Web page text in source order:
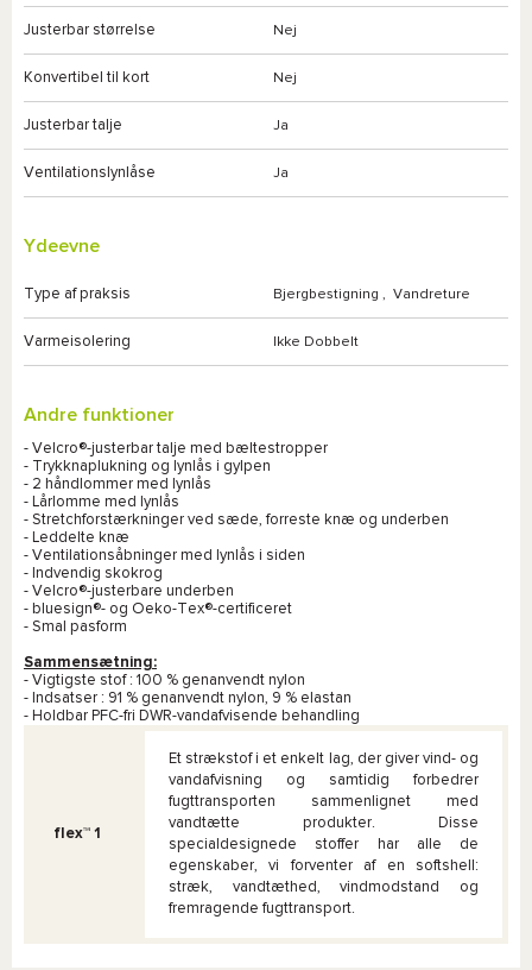
Justerbar størrelse Nej
Konvertibel til kort Nej
Justerbar talje Ja
Ventilationslynlåse Ja
Ydeevne
Type af praksis Bjergbestigning , Vandreture
Varmeisolering Ikke Dobbelt
Andre funktioner
- Velcro®-justerbar talje med bæltestropper
- Trykknaplukning og lynlås i gylpen
- 2 håndlommer med lynlås
- Lårlomme med lynlås
- Stretchforstærkninger ved sæde, forreste knæ og underben
- Leddelte knæ
- Ventilationsåbninger med lynlås i siden
- Indvendig skokrog
- Velcro®-justerbare underben
- bluesign®- og Oeko-Tex®-certificeret
- Smal pasform
Sammensætning:
- Vigtigste stof : 100 % genanvendt nylon
- Indsatser : 91 % genanvendt nylon, 9 % elastan
- Holdbar PFC-fri DWR-vandafvisende behandling
flex™ 1
Et strækstof i et enkelt lag, der giver vind- og
vandafvisning og samtidig forbedrer
fugttransporten sammenlignet med
vandtætte produkter. Disse
specialdesignede stoffer har alle de
egenskaber, vi forventer af en softshell:
stræk, vandtæthed, vindmodstand og
fremragende fugttransport.